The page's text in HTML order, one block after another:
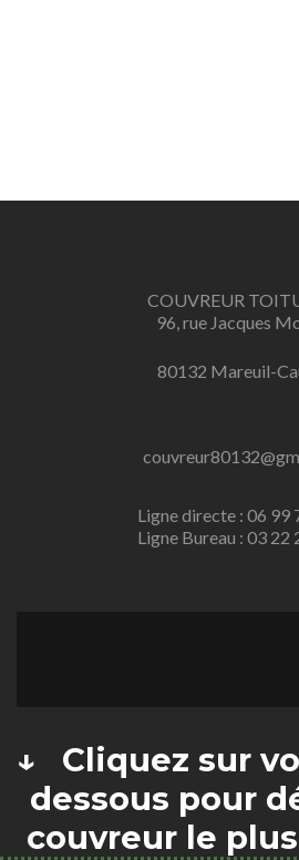
COUVREUR
96, rue Jacques
80132 Mareuil-
Ligne directe : 06 99
Ligne Bureau : 03 22
↓ Cliquez sur
dessous pour
couvreur le